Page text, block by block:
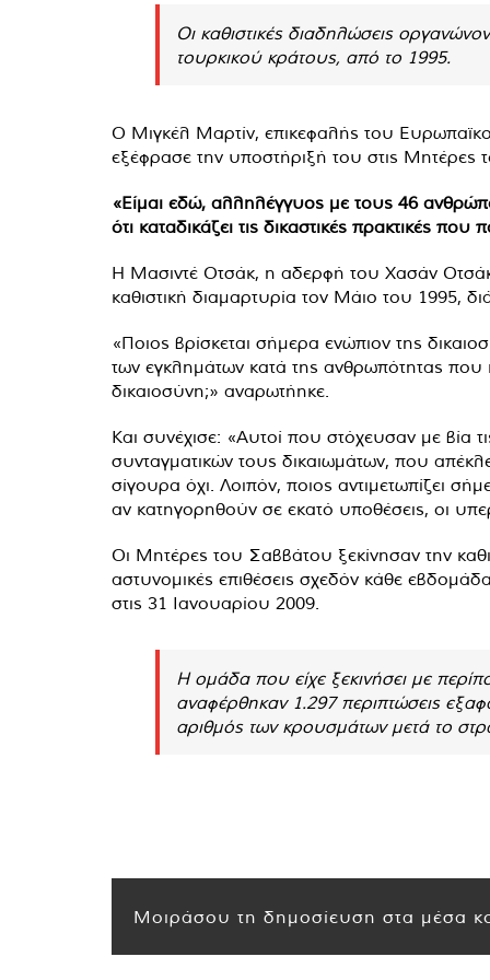
Οι καθιστικές διαδηλώσεις
τουρκικού κράτους, από το 1995.
Ο Μιγκέλ Μαρτίν, επικεφαλής του
εξέφρασε την υποστήριξή του στις Μητέρες
«Είμαι εδώ, αλληλέγγυος με τους 46
ότι καταδικάζει τις δικαστικές πρακτικές
Η Μασιντέ Οτσάκ, η αδερφή του Χασάν
καθιστική διαμαρτυρία τον Μάιο του 1995,
«Ποιος βρίσκεται σήμερα ενώπιον της
των εγκλημάτων κατά της ανθρωπότητας
δικαιοσύνη;» αναρωτήηκε.
Και συνέχισε: «Αυτοί που στόχευσαν με βία
συνταγματικών τους δικαιωμάτων, που
σίγουρα όχι. Λοιπόν, ποιος αντιμετωπίζει
αν κατηγορηθούν σε εκατό υποθέσεις, οι
Οι Μητέρες του Σαββάτου ξεκίνησαν την
αστυνομικές επιθέσεις σχεδόν κάθε
στις 31 Ιανουαρίου 2009.
Η ομάδα που είχε ξεκινήσει με
αναφέρθηκαν 1.297 περιπτώσεις
αριθμός των κρουσμάτων μετά το
Μοιράσου τη δημοσίευση στα μέσα